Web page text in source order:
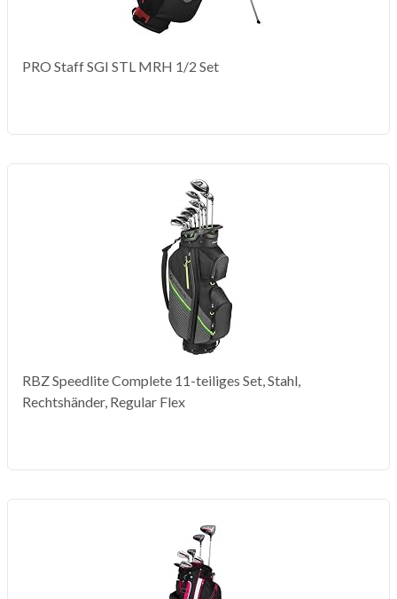
PRO Staff SGI STL MRH 1/2 Set
RBZ Speedlite Complete 11-teiliges Set, Stahl,
Rechtshänder, Regular Flex